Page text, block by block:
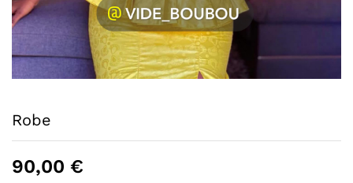
Robe
90,00 €